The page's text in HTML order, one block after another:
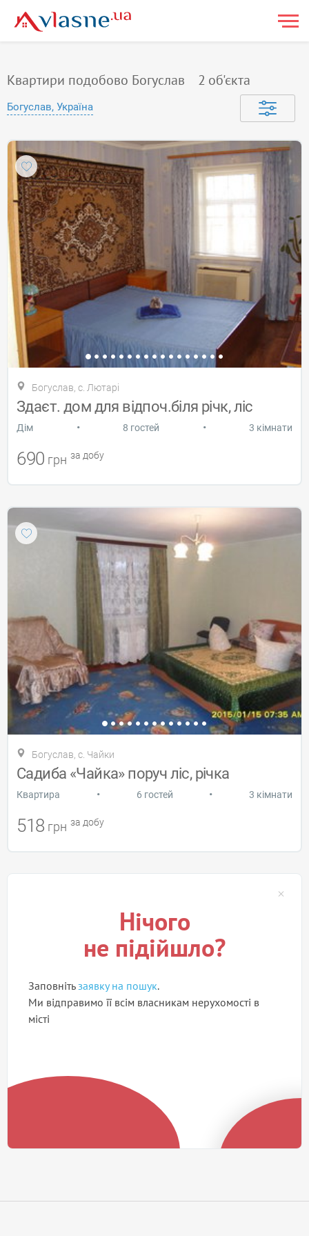
Квартири подобово Богуслав 2 об'єкта
Богуслав, Україна
Богуслав, с. Лютарі
Здаєт. дом для відпоч.біля річк, ліс
Дiм • 8 гостей • 3 кімнати
690 грн за добу
Богуслав, с. Чайки
Садиба «Чайка» поруч ліс, річка
Квартира • 6 гостей • 3 кімнати
518 грн за добу
Нічого
не підійшло?
Заповнітьзаявку на пошук.
Ми відправимо її всім власникам нерухомості в
місті